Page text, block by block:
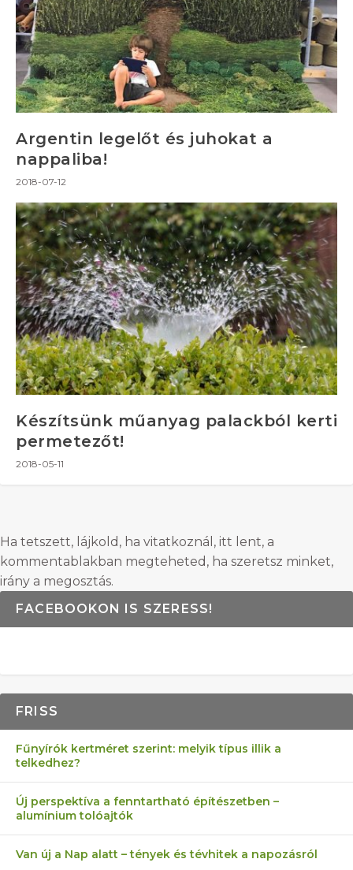
Argentin legelőt és juhokat a
nappaliba!
2018-07-12
Készítsünk műanyag palackból kerti
permetezőt!
2018-05-11
Ha tetszett, lájkold, ha vitatkoznál, itt lent, a
kommentablakban megteheted, ha szeretsz minket,
irány a megosztás.
FACEBOOKON IS SZERESS!
FRISS
Fűnyírók kertméret szerint: melyik típus illik a
telkedhez?
Új perspektíva a fenntartható építészetben –
alumínium tolóajtók
Van új a Nap alatt – tények és tévhitek a napozásról